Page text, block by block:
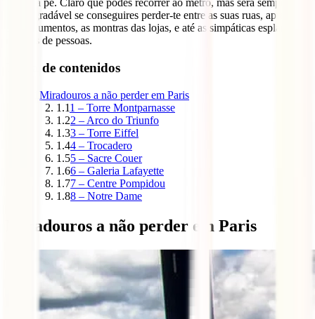
centro a pé. Claro que podes recorrer ao metro, mas será sempre
mais agradável se conseguires perder-te entre as suas ruas, apreciar
os monumentos, as montras das lojas, e até as simpáticas esplanadas
repletas de pessoas.
Tabla de contenidos
Miradouros a não perder em Paris
1.11 – Torre Montparnasse
1.22 – Arco do Triunfo
1.33 – Torre Eiffel
1.44 – Trocadero
1.55 – Sacre Couer
1.66 – Galeria Lafayette
1.77 – Centre Pompidou
1.88 – Notre Dame
Miradouros a não perder em Paris